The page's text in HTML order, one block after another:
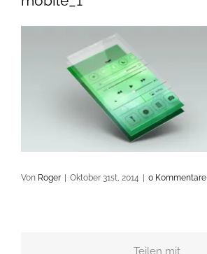
Von Roger | Oktober 31st, 2014 | 0 Kommentare
Teilen mit